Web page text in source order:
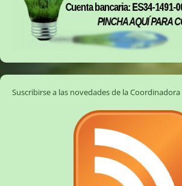
Suscribirse a las novedades de la Coordinadora